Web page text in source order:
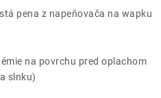
pena z napeňovača na wapku
na povrchu pred oplachom
slnku)